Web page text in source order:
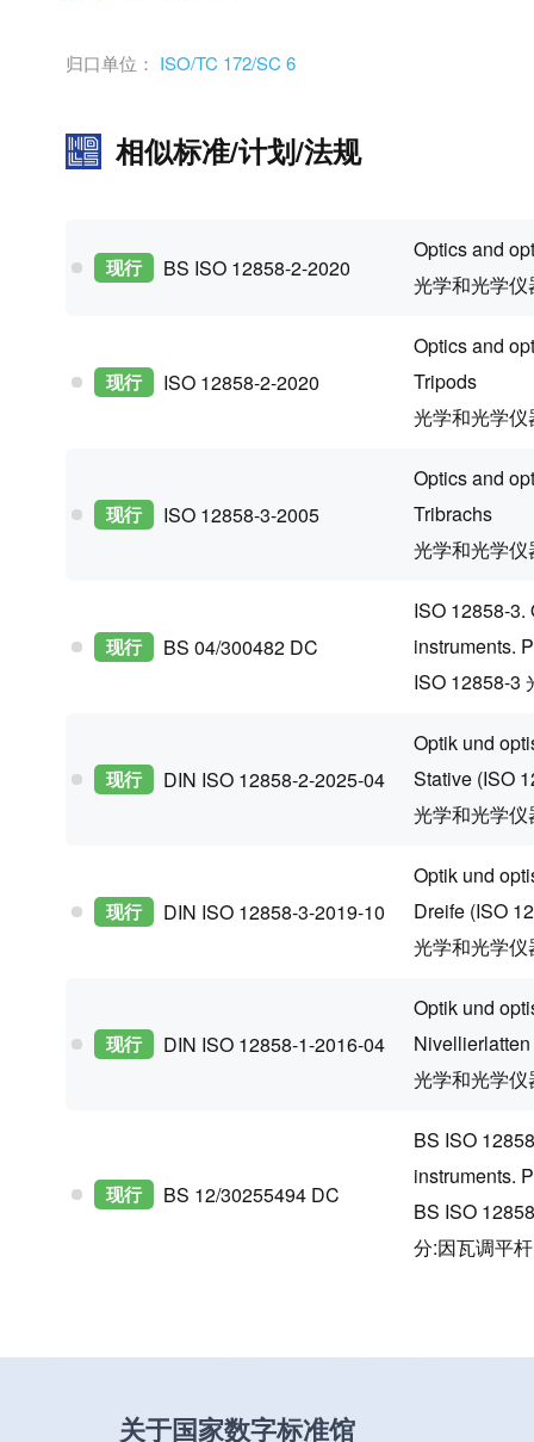
归口单位： ISO/TC 172/SC 6
相似标准/计划/法规
现行 BS ISO 12858-2-2020
Optics and
光学和光学
现行 ISO 12858-2-2020
Optics and
Tripods
光学和光学
现行 ISO 12858-3-2005
Optics and
Tribrachs
光学和光学
现行 BS 04/300482 DC
ISO 12858-
instruments.
ISO 12858-3
现行 DIN ISO 12858-2-2025-04
Optik und
Stative (ISO
光学和光学
现行 DIN ISO 12858-3-2019-10
Optik und
Dreife (ISO
光学和光学
现行 DIN ISO 12858-1-2016-04
Optik und
光学和光学
现行 BS 12/30255494 DC
BS ISO
instruments.
BS ISO
分:因瓦调平杆
关于国家数字标准馆